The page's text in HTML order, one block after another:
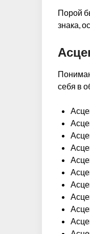
Порой
знака,
себя в